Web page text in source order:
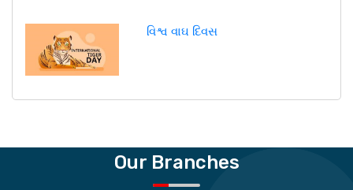
વિશ્વ વાઘ દિવસ
Our Branches